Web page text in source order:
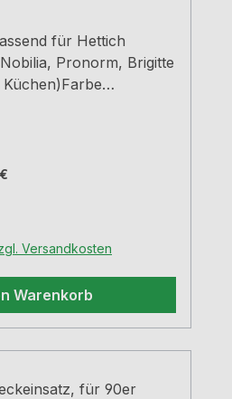
für Hettich
Pronorm, Brigitte
Versandkosten
Warenkorb